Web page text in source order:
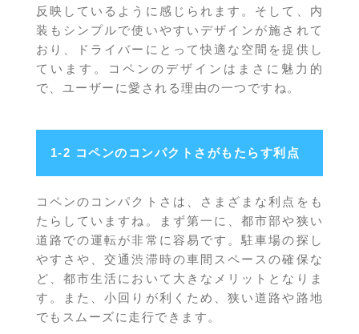
反映しているように感じられます。そして、内
装もシンプルで使いやすいデザインが施されて
おり、ドライバーにとって快適な空間を提供し
ています。コペンのデザインはまさに魅力的
で、ユーザーに愛される理由の一つですね。
1-2 コペンのコンパクトさがもたらす利点
コペンのコンパクトさは、さまざまな利点をも
たらしていますね。まず第一に、都市部や狭い
道路での運転が非常に容易です。駐車場の探し
やすさや、交通渋滞時の車間スペースの確保な
ど、都市生活において大きなメリットとなりま
す。また、小回りが利くため、狭い道路や路地
でもスムーズに走行できます。